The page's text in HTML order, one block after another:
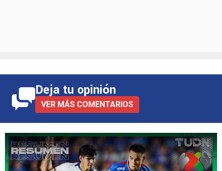
Deja tu opinión
VER MÁS COMENTARIOS